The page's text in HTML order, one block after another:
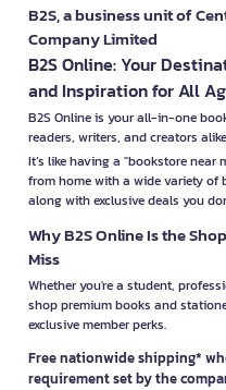
B2S, a business unit of
Company Limited
B2S Online: Your
and Inspiration for All
B2S Online is your all-in-one
readers, writers, and creators
It’s like having a "bookstore
from home with a wide variety
along with exclusive deals you
Why B2S Online Is the
Miss
Whether you're a student,
shop premium books and
exclusive member perks.
Free nationwide shipping*
requirement set by the